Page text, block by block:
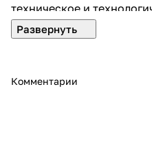
техническое и
компании.
Комментарии